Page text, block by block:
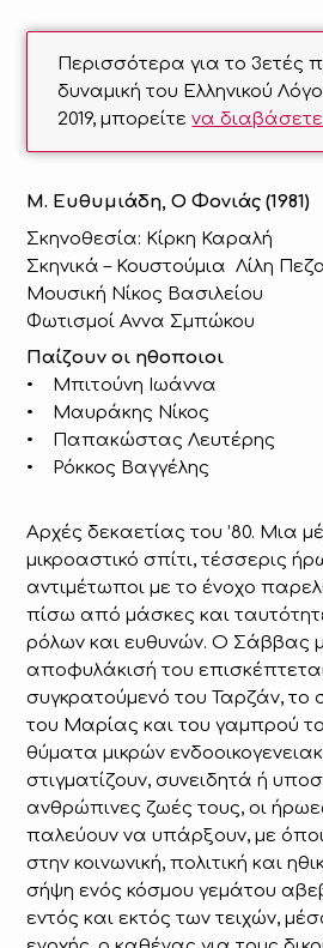
Περισσότερα για το 3ετές
δυναμική του Ελληνικού
2019, μπορείτενα
Μ. Ευθυμιάδη, Ο Φονιάς (1981)
Σκηνοθεσία: Κίρκη Καραλή
Σκηνικά – Κουστούμια Λίλη
Μουσική Νίκος Βασιλείου
Φωτισμοί Αννα Σμπώκου
Παίζουν οι ηθοποιοι
• Μπιτούνη Ιωάννα
• Μαυράκης Νίκος
• Παπακώστας Λευτέρης
• Ρόκκος Βαγγέλης
Αρχές δεκαετίας του ’80. Μια
μικροαστικό σπίτι, τέσσερις
αντιμέτωποι με το ένοχο
πίσω από μάσκες και
ρόλων και ευθυνών. Ο Σάββας
αποφυλάκισή του
συγκρατούμενό του Ταρζάν, το
του Μαρίας και του γαμπρού
θύματα μικρών
στιγματίζουν, συνειδητά ή
ανθρώπινες ζωές τους, οι
παλεύουν να υπάρξουν, με
στην κοινωνική, πολιτική και
σήψη ενός κόσμου γεμάτου
εντός και εκτός των τειχών,